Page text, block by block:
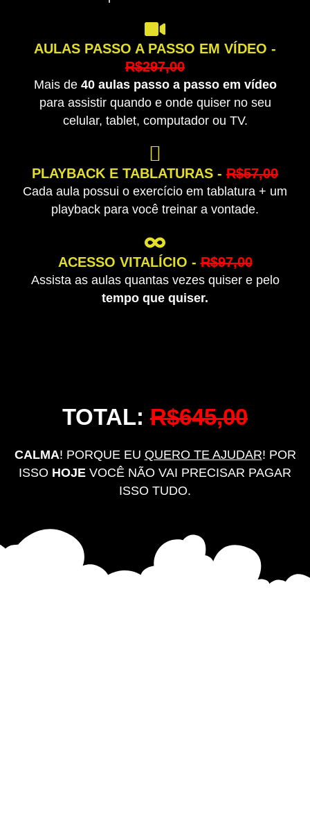
AULAS PASSO A PASSO EM VÍDEO -
R$297,00
Mais de 40 aulas passo a passo em vídeo
para assistir quando e onde quiser no seu
celular, tablet, computador ou TV.
PLAYBACK E TABLATURAS - R$57,00
Cada aula possui o exercício em tablatura + um
playback para você treinar a vontade.
ACESSO VITALÍCIO -R$97,00
Assista as aulas quantas vezes quiser e pelo
tempo que quiser.
TOTAL: R$645,00
CALMA! PORQUE EU QUERO TE AJUDAR! POR
ISSO HOJE VOCÊ NÃO VAI PRECISAR PAGAR
ISSO TUDO.